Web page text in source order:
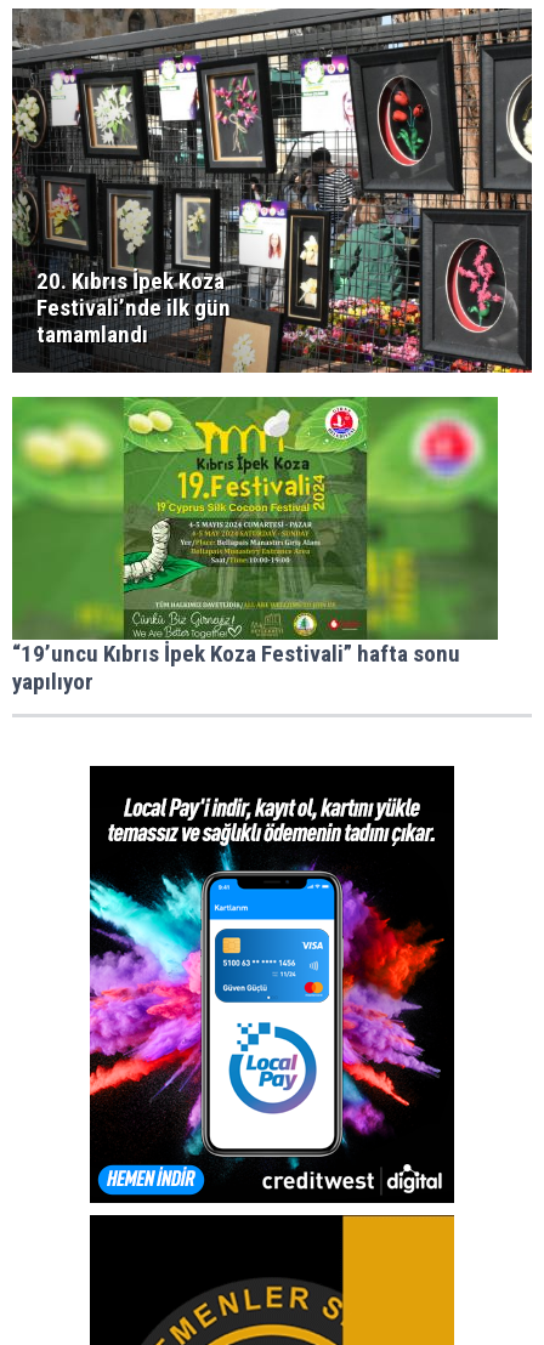
20.⁠ ⁠Kıbrıs İpek Koza
Festivali’nde ilk gün
tamamlandı
“19’uncu Kıbrıs İpek Koza Festivali” hafta sonu
yapılıyor